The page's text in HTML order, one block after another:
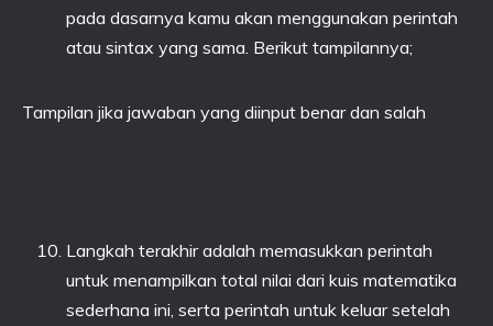
pada dasarnya kamu akan menggunakan perintah
atau sintax yang sama. Berikut tampilannya;
Tampilan jika jawaban yang diinput benar dan salah
Langkah terakhir adalah memasukkan perintah
untuk menampilkan total nilai dari kuis matematika
sederhana ini, serta perintah untuk keluar setelah